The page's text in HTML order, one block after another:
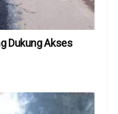
Dukung Akses